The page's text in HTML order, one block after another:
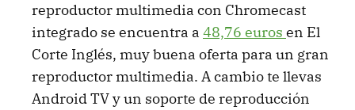
reproductor multimedia con Chromecast
integrado se encuentra a 48,76 euros en El
Corte Inglés, muy buena oferta para un gran
reproductor multimedia. A cambio te llevas
Android TV y un soporte de reproducción